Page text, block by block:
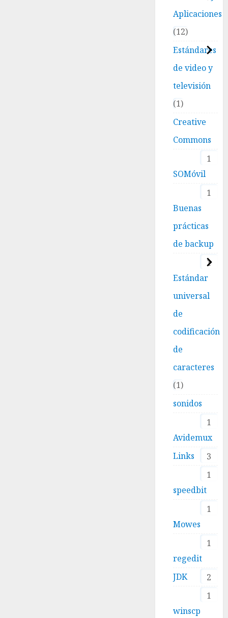
Aplicaciones
12
Estándares
de video y
televisión
1
Creative
Commons
1
SOMóvil
1
Buenas
prácticas
de backup
1
Estándar
universal
de
codificación
de
caracteres
1
sonidos
1
Avidemux
3
Links
1
speedbit
1
Mowes
1
regedit
2
JDK
1
winscp